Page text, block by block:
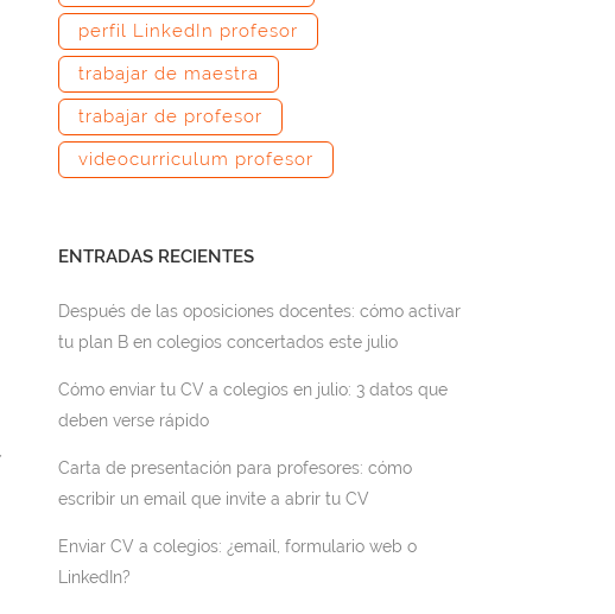
perfil LinkedIn profesor
trabajar de maestra
trabajar de profesor
videocurriculum profesor
ENTRADAS RECIENTES
Después de las oposiciones docentes: cómo activar
tu plan B en colegios concertados este julio
Cómo enviar tu CV a colegios en julio: 3 datos que
deben verse rápido
Carta de presentación para profesores: cómo
escribir un email que invite a abrir tu CV
Enviar CV a colegios: ¿email, formulario web o
LinkedIn?